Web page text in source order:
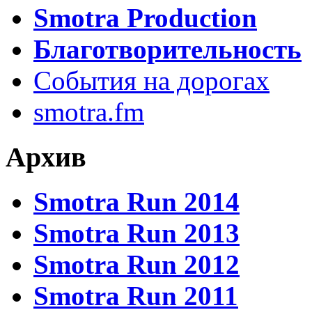
Smotra Production
Благотворительность
События на дорогах
smotra.fm
Архив
Smotra Run 2014
Smotra Run 2013
Smotra Run 2012
Smotra Run 2011